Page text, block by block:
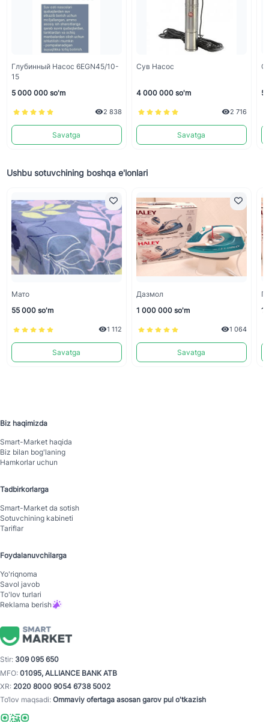
Глубинный Насос 6EGN45/10-
15
5 000 000 so'm
2 838
Savatga
Сув Насос
4 000 000 so'm
2 716
Savatga
5
Ushbu sotuvchining boshqa e'lonlari
Мато
55 000 so'm
1 112
Savatga
Дазмол
1 000 000 so'm
1 064
Savatga
1
Biz haqimizda
Smart-Mаrket haqida
Biz bilan bog'laning
Hamkorlar uchun
Tadbirkorlarga
Smart-Mаrket da sotish
Sotuvchining kabineti
Tariflar
Foydalanuvchilarga
Yo'riqnoma
Savol javob
To'lov turlari
Reklama berish
Stir: 309 095 650
MFO: 01095, ALLIANCE BANK ATB
XR: 2020 8000 9054 6738 5002
To‘lov maqsadi: Ommaviy ofertaga asosan garov pul o'tkazish